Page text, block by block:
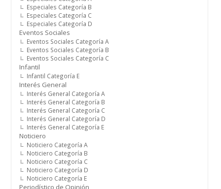
Especiales Categoría B
Especiales Categoría C
Especiales Categoría D
Eventos Sociales
Eventos Sociales Categoría A
Eventos Sociales Categoría B
Eventos Sociales Categoría C
Infantil
Infantil Categoría E
Interés General
Interés General Categoría A
Interés General Categoría B
Interés General Categoría C
Interés General Categoría D
Interés General Categoría E
Noticiero
Noticiero Categoría A
Noticiero Categoría B
Noticiero Categoría C
Noticiero Categoría D
Noticiero Categoría E
Periodístico de Opinión